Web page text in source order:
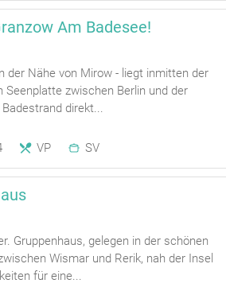
Am Badesee!
der Nähe von Mirow - liegt inmitten der
Seenplatte zwischen Berlin und der
direkt...
VP SV
Gruppenhaus, gelegen in der schönen
Wismar und Rerik, nah der Insel
für eine...